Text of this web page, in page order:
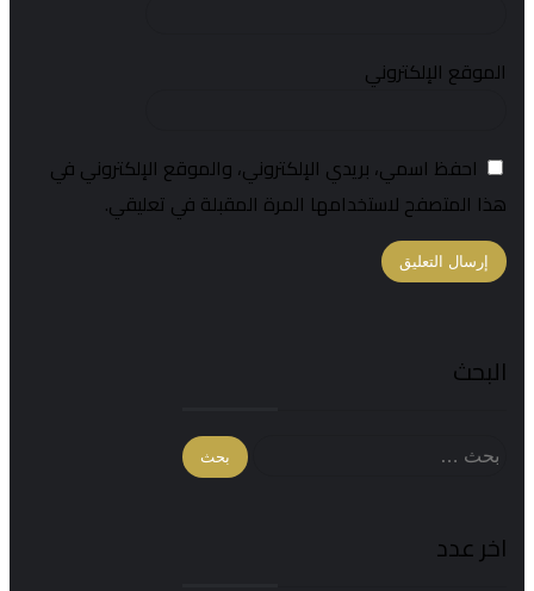
الموقع الإلكتروني
احفظ اسمي، بريدي الإلكتروني، والموقع الإلكتروني في
هذا المتصفح لاستخدامها المرة المقبلة في تعليقي.
البحث
البحث
اخر عدد